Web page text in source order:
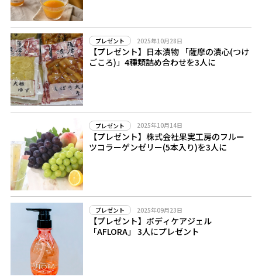
プレゼント 2025年10月28日
【プレゼント】日本漬物 「薩摩の漬心(つけ
ごころ)」4種類詰め合わせを3人に
プレゼント 2025年10月14日
【プレゼント】株式会社果実工房のフルー
ツコラーゲンゼリー(5本入り)を3人に
プレゼント 2025年09月23日
【プレゼント】ボディケアジェル
「AFLORA」 3人にプレゼント